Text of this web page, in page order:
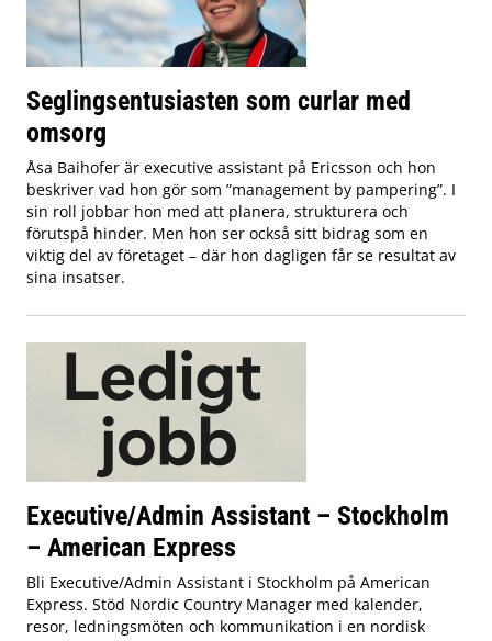
Seglingsentusiasten som curlar med
omsorg
Åsa Baihofer är executive assistant på Ericsson och hon
beskriver vad hon gör som ”management by pampering”. I
sin roll jobbar hon med att planera, strukturera och
förutspå hinder. Men hon ser också sitt bidrag som en
viktig del av företaget – där hon dagligen får se resultat av
sina insatser.
Executive/Admin Assistant – Stockholm
– American Express
Bli Executive/Admin Assistant i Stockholm på American
Express. Stöd Nordic Country Manager med kalender,
resor, ledningsmöten och kommunikation i en nordisk